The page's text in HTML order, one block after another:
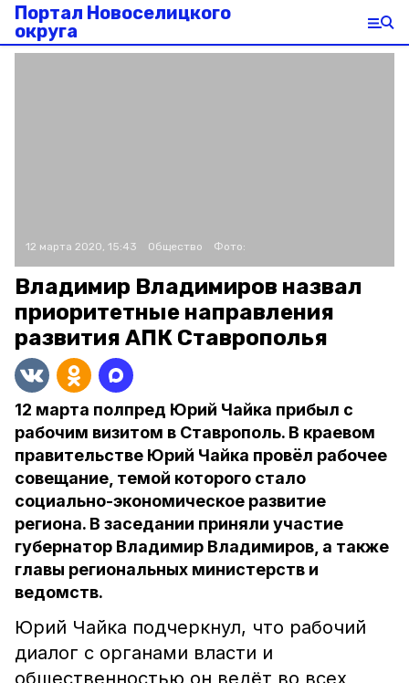
Портал Новоселицкого
округа
12 марта 2020, 15:43 Общество Фото:
Владимир Владимиров назвал
приоритетные направления
развития АПК Ставрополья
12 марта полпред Юрий Чайка прибыл с
рабочим визитом в Ставрополь. В краевом
правительстве Юрий Чайка провёл рабочее
совещание, темой которого стало
социально-экономическое развитие
региона. В заседании приняли участие
губернатор Владимир Владимиров, а также
главы региональных министерств и
ведомств.
Юрий Чайка подчеркнул, что рабочий
диалог с органами власти и
общественностью он ведёт во всех